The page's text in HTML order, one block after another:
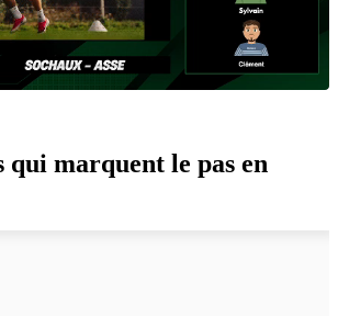
qui marquent le pas en